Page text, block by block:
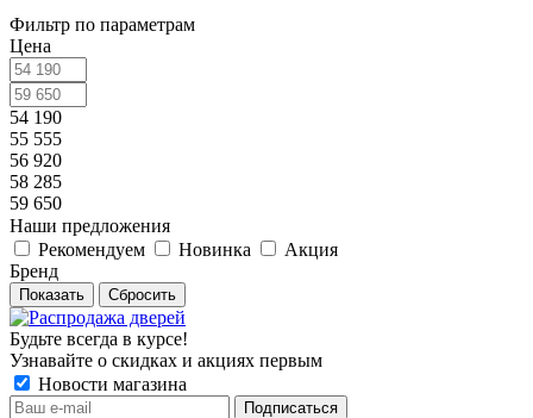
Фильтр по параметрам
Цена
54 190
55 555
56 920
58 285
59 650
Наши предложения
Рекомендуем
Новинка
Акция
Бренд
Сбросить
Будьте всегда в курсе!
Узнавайте о скидках и акциях первым
Новости магазина